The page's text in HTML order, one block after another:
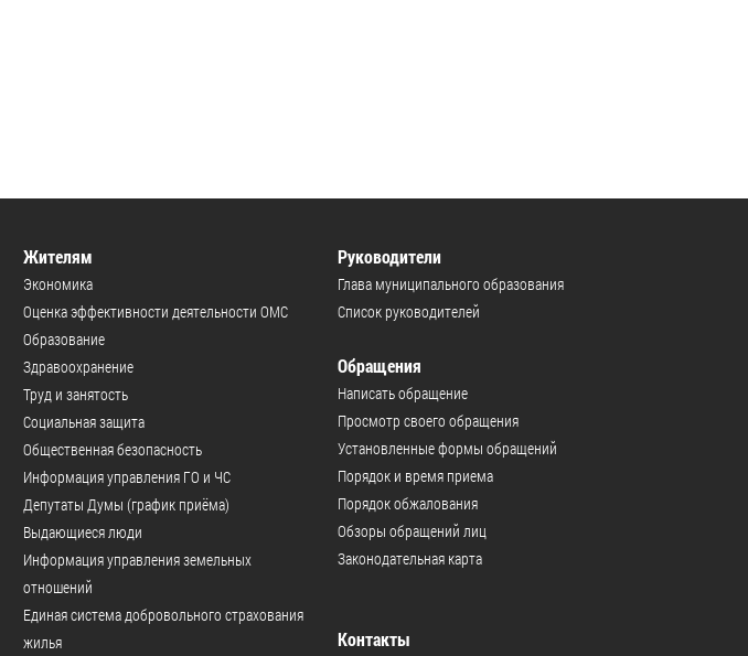
Жителям
Экономика
Оценка эффективности деятельности ОМС
Образование
Здравоохранение
Труд и занятость
Социальная защита
Общественная безопасность
Информация управления ГО и ЧС
Депутаты Думы (график приёма)
Выдающиеся люди
Информация управления земельных
отношений
Единая система добровольного страхования
жилья
Руководители
Глава муниципального образования
Список руководителей
Обращения
Написать обращение
Просмотр своего обращения
Установленные формы обращений
Порядок и время приема
Порядок обжалования
Обзоры обращений лиц
Законодательная карта
Контакты